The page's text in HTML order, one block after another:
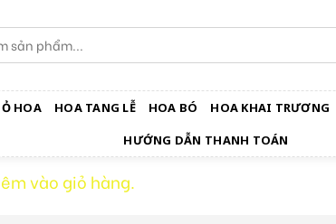
HOA HOA TANG LỄ HOA BÓ HOA KHAI TRƯƠNG
HƯỚNG DẪN THANH TOÁN
vào giỏ hàng.